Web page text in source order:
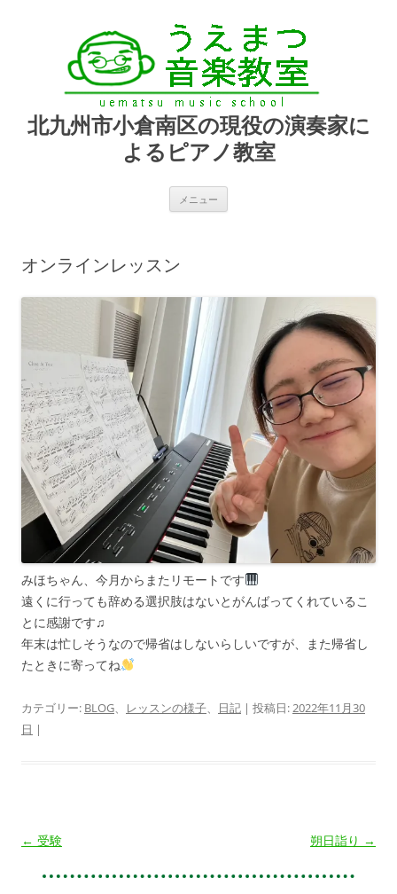
北九州市小倉南区の現役の演奏家に
よるピアノ教室
メニュー
オンラインレッスン
みほちゃん、今月からまたリモートです
遠くに行っても辞める選択肢はないとがんばってくれているこ
とに感謝です♫
年末は忙しそうなので帰省はしないらしいですが、また帰省し
たときに寄ってね
カテゴリー: BLOG、 レッスンの様子、 日記 | 投稿日:2022年11月30
日 |
投
← 受験 朔日詣り →